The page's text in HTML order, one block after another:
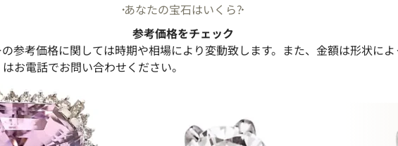
あなたの宝石はいくら?
参考価格をチェック
参考価格に関しては時期や相場により変動致します。また、金額は形状によ
お電話でお問い合わせください。